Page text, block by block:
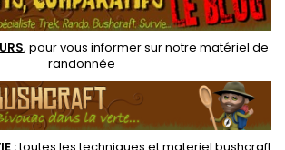
grand.
, pour vous informer sur notre matériel de
randonnée